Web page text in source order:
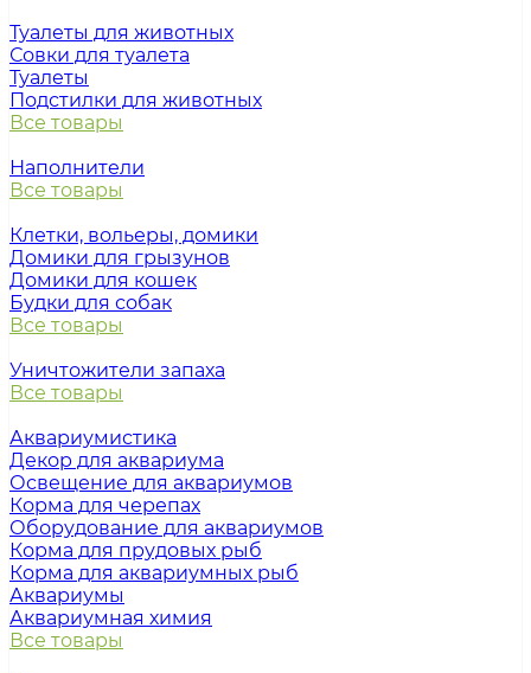
Туалеты для животных
Совки для туалета
Туалеты
Подстилки для животных
Все товары
Наполнители
Все товары
Клетки, вольеры, домики
Домики для грызунов
Домики для кошек
Будки для собак
Все товары
Уничтожители запаха
Все товары
Аквариумистика
Декор для аквариума
Освещение для аквариумов
Корма для черепах
Оборудование для аквариумов
Корма для прудовых рыб
Корма для аквариумных рыб
Аквариумы
Аквариумная химия
Все товары